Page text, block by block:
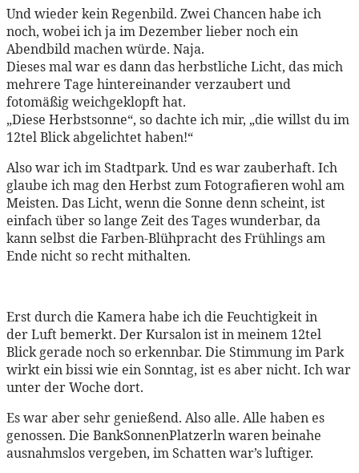
Und wieder kein Regenbild. Zwei Chancen habe ich
noch, wobei ich ja im Dezember lieber noch ein
Abendbild machen würde. Naja.
Dieses mal war es dann das herbstliche Licht, das mich
mehrere Tage hintereinander verzaubert und
fotomäßig weichgeklopft hat.
„Diese Herbstsonne“, so dachte ich mir, „die willst du im
12tel Blick abgelichtet haben!“
Also war ich im Stadtpark. Und es war zauberhaft. Ich
glaube ich mag den Herbst zum Fotografieren wohl am
Meisten. Das Licht, wenn die Sonne denn scheint, ist
einfach über so lange Zeit des Tages wunderbar, da
kann selbst die Farben-Blühpracht des Frühlings am
Ende nicht so recht mithalten.
Erst durch die Kamera habe ich die Feuchtigkeit in
der Luft bemerkt. Der Kursalon ist in meinem 12tel
Blick gerade noch so erkennbar. Die Stimmung im Park
wirkt ein bissi wie ein Sonntag, ist es aber nicht. Ich war
unter der Woche dort.
Es war aber sehr genießend. Also alle. Alle haben es
genossen. Die BankSonnenPlatzerln waren beinahe
ausnahmslos vergeben, im Schatten war’s luftiger.